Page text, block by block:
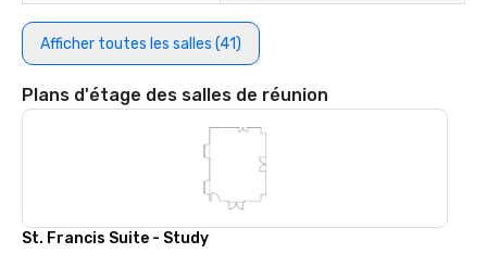
Afficher toutes les salles (41)
Plans d'étage des salles de réunion
St. Francis Suite - Study